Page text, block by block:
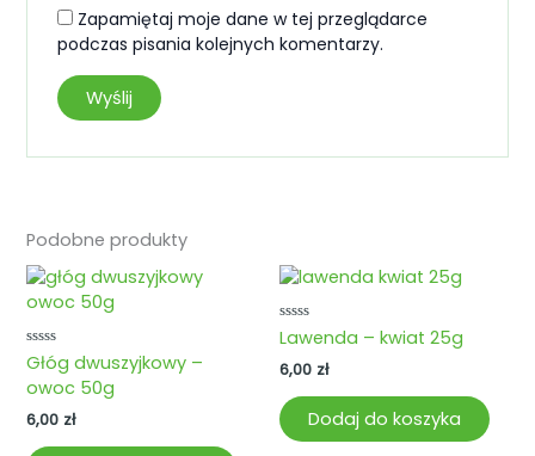
Zapamiętaj moje dane w tej przeglądarce
podczas pisania kolejnych komentarzy.
Podobne produkty
Oceniono
0
na
Głóg dwuszyjkowy –
owoc 50g
6,00 zł
Oceniono
0
na
5
Lawenda – kwiat 25g
6,00 zł
Dodaj do koszyka